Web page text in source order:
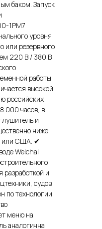
баком. Запуск
1РМ7
уровня
или резервного
220 В / 380 В
работы
высокой
российских
часов, в
и
ниже
или США. ✔
Weichai
разработкой и
судов
по технологии
меню на
аналогична